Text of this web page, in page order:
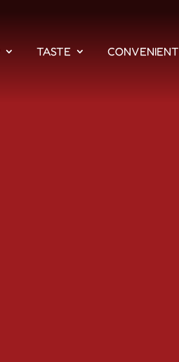
TASTE CONVENIENT